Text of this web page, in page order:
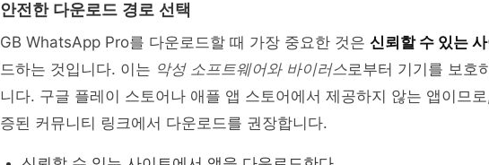
안전한 다운로드 경로 선택
GB WhatsApp Pro를 다운로드할 때 가장 중요한 것은 신뢰할 수 있는
드하는 것입니다. 이는 악성 소프트웨어와 바이러스로부터 기기를 보호
니다. 구글 플레이 스토어나 애플 앱 스토어에서 제공하지 않는 앱이므
증된 커뮤니티 링크에서 다운로드를 권장합니다.